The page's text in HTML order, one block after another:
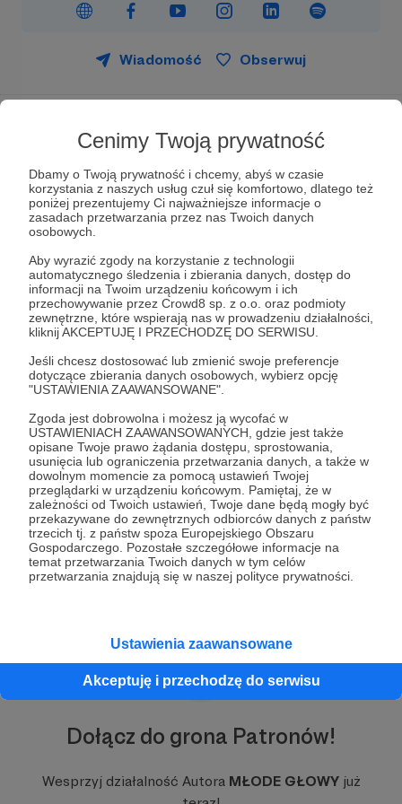
Cenimy Twoją prywatność
Dbamy o Twoją prywatność i chcemy, abyś w czasie
korzystania z naszych usług czuł się komfortowo, dlatego też
poniżej prezentujemy Ci najważniejsze informacje o
zasadach przetwarzania przez nas Twoich danych
osobowych.
Aby wyrazić zgody na korzystanie z technologii
automatycznego śledzenia i zbierania danych, dostęp do
informacji na Twoim urządzeniu końcowym i ich
przechowywanie przez Crowd8 sp. z o.o. oraz podmioty
zewnętrzne, które wspierają nas w prowadzeniu działalności,
kliknij AKCEPTUJĘ I PRZECHODZĘ DO SERWISU.
Jeśli chcesz dostosować lub zmienić swoje preferencje
dotyczące zbierania danych osobowych, wybierz opcję
"USTAWIENIA ZAAWANSOWANE".
Zgoda jest dobrowolna i możesz ją wycofać w
USTAWIENIACH ZAAWANSOWANYCH, gdzie jest także
opisane Twoje prawo żądania dostępu, sprostowania,
usunięcia lub ograniczenia przetwarzania danych, a także w
dowolnym momencie za pomocą ustawień Twojej
przeglądarki w urządzeniu końcowym. Pamiętaj, że w
zależności od Twoich ustawień, Twoje dane będą mogły być
przekazywane do zewnętrznych odbiorców danych z państw
trzecich tj. z państw spoza Europejskiego Obszaru
Gospodarczego. Pozostałe szczegółowe informacje na
temat przetwarzania Twoich danych w tym celów
przetwarzania znajdują się w naszej polityce prywatności.
Ustawienia zaawansowane
Akceptuję i przechodzę do serwisu
Wiadomość Obserwuj
Prawie MILION młodych osób w Polsce
może doświadczać kryzysu
psychicznego.Bądź dorosłym, którego
MŁODE GŁOWY potrzebują!
Świat młodych ludzi zmienia się dziś szybciej niż
sposób budowania relacji, presje społeczne i język
komunikacji. Wraz z nimi zmieniają się także
sposoby przeżywania emocji, kryzysów i
samotności. To już nie jest świat, w którym
dorastali dzisiejsi dorośli. Dlatego sama intuicja
często nie wystarcza - potrzebna jest aktualna
wiedza, zrozumienie i gotowość do ciągłego
uczenia się.
Wielu rodziców, nauczycieli i specjalistów szuka
odpowiedzi w artykułach, podcastach czy
mediach społecznościowych. Zamiast
klarowności często znajdują jednak sprzeczne
komunikaty, uproszczone diagnozy i gotowe
recepty. W natłoku informacji łatwo stracić
pewność siebie i zacząć bać się popełnienia
błędu.
W tym miejscu powinna być zewnętrzna
Rozwiń opis
Dołącz do grona Patronów!
Wesprzyj działalność Autora MŁODE GŁOWYjuż